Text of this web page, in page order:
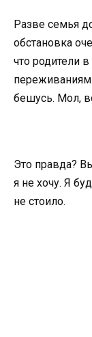
Разве семья
обстановка
что родители
бешусь. Мол,
Это правда?
я не хочу. Я
не стоило.